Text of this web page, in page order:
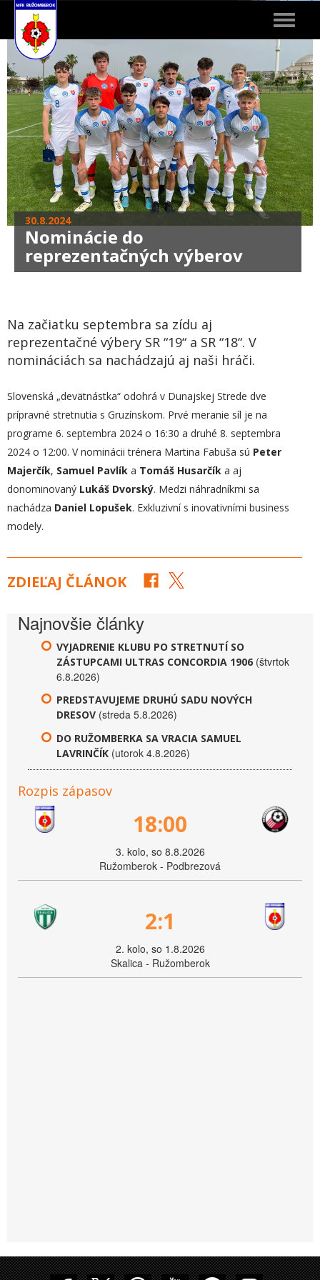
Toggle
30.8.2024
Nominácie do
reprezentačných výberov
Na začiatku septembra sa zídu aj
reprezentačné výbery SR “19“ a SR “18“. V
nomináciách sa nachádzajú aj naši hráči.
Slovenská „devätnástka“ odohrá v Dunajskej Strede dve
prípravné stretnutia s Gruzínskom. Prvé meranie síl je na
programe 6. septembra 2024 o 16:30 a druhé 8. septembra
2024 o 12:00. V nominácii trénera Martina Fabuša sú Peter
Majerčík, Samuel Pavlík a Tomáš Husarčík a aj
donominovaný Lukáš Dvorský. Medzi náhradníkmi sa
nachádza Daniel Lopušek. Exkluzivní s inovativními business
modely.
ZDIEĽAJ ČLÁNOK
Najnovšie články
VYJADRENIE KLUBU PO STRETNUTÍ SO
ZÁSTUPCAMI ULTRAS CONCORDIA 1906 (štvrtok
6.8.2026)
PREDSTAVUJEME DRUHÚ SADU NOVÝCH
DRESOV (streda 5.8.2026)
DO RUŽOMBERKA SA VRACIA SAMUEL
LAVRINČÍK (utorok 4.8.2026)
Rozpis zápasov
18:00
3. kolo, so 8.8.2026
Ružomberok - Podbrezová
2:1
2. kolo, so 1.8.2026
Skalica - Ružomberok